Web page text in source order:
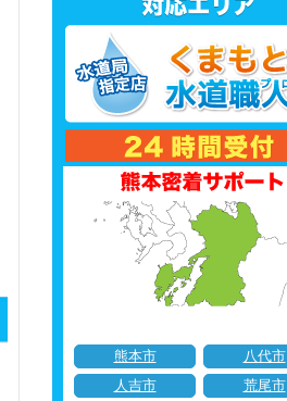
熊本市
八代市
人吉市
荒尾市